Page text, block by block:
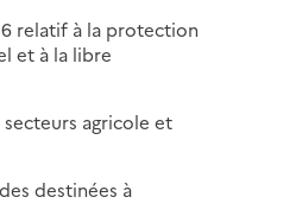
relatif à la protection
et à la libre
agricole et
destinées à